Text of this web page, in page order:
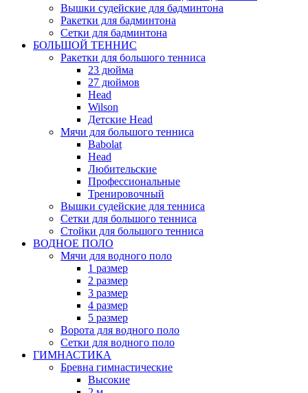
Вышки судейские для бадминтона
Ракетки для бадминтона
Сетки для бадминтона
БОЛЬШОЙ ТЕННИС
Ракетки для большого тенниса
23 дюйма
27 дюймов
Head
Wilson
Детские Head
Мячи для большого тенниса
Babolat
Head
Любительские
Профессиональные
Тренировочный
Вышки судейские для тенниса
Сетки для большого тенниса
Стойки для большого тенниса
ВОДНОЕ ПОЛО
Мячи для водного поло
1 размер
2 размер
3 размер
4 размер
5 размер
Ворота для водного поло
Сетки для водного поло
ГИМНАСТИКА
Бревна гимнастические
Высокие